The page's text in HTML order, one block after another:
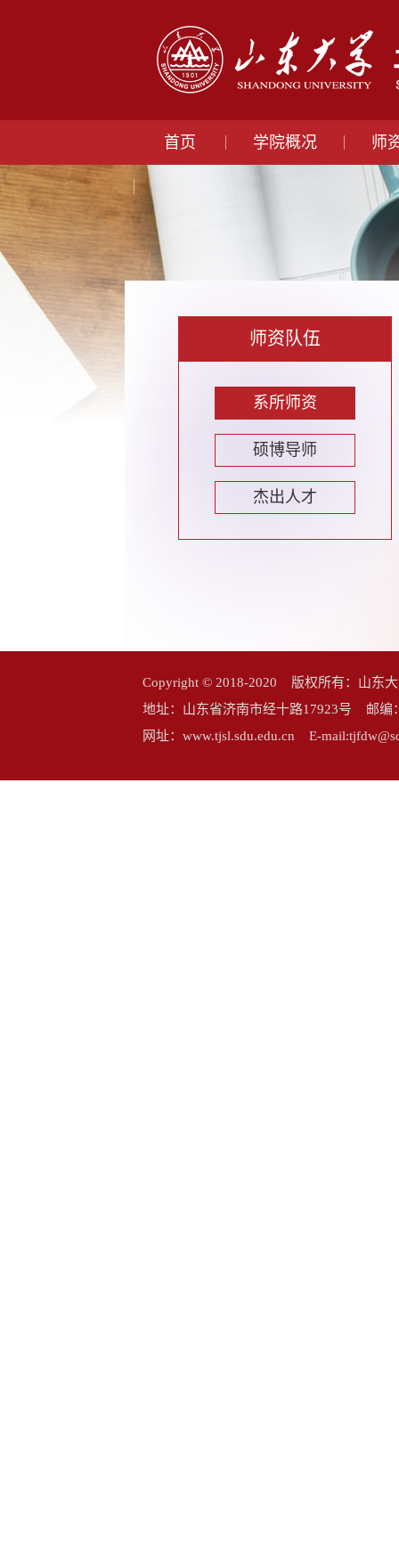
首页 学院概况 师
师资队伍
系所师资
硕博导师
杰出人才
Copyright © 2018-2020 版权所有：山东
地址：山东省济南市经十路17923号 邮
网址：www.tjsl.sdu.edu.cn E-